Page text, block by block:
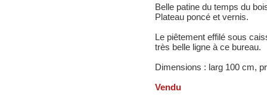
Belle patine du temps du
Plateau poncé et vernis.
Le piêtement effilé sous
très belle ligne à ce bureau.
Dimensions : larg 100 cm,
Vendu